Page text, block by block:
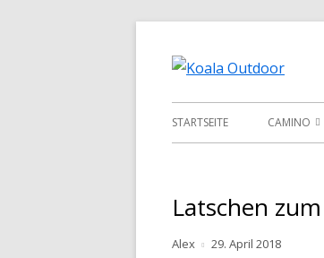
Primäres
STARTSEITE CAMINO
CAMINO
Latschen
Autor
Alex
Veröffentlicht
29. April 2018